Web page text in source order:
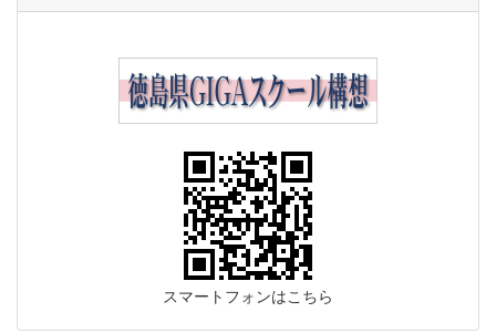
スマートフォンはこちら